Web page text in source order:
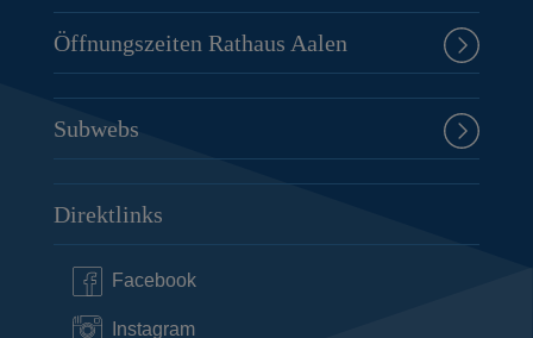
Öffnungszeiten Rathaus Aalen
Subwebs
Direktlinks
Facebook
Instagram